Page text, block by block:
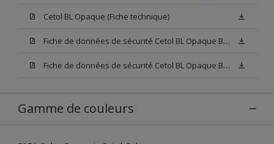
Cetol BL Opaque (Fiche technique)
Fiche de données de sécurité Cetol BL Opaque Base W05 (SDS)
Fiche de données de sécurité Cetol BL Opaque Base N00 (SDS)
Gamme de couleurs